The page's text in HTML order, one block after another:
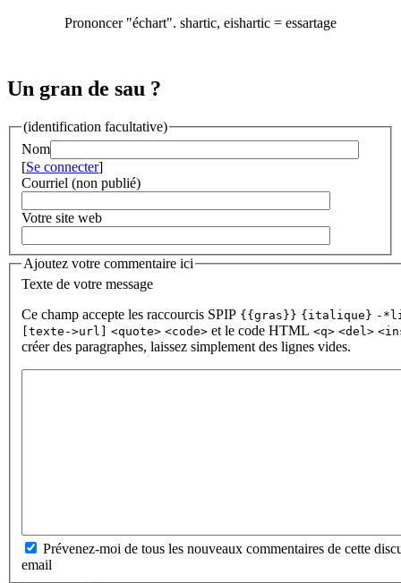
Prononcer "échart". shartic, eishartic = essartage
Un gran de sau ?
(identification facultative)
Nom
[Se connecter]
Courriel (non publié)
Votre site web
Ajoutez votre commentaire ici
Texte de votre message
Ce champ accepte les raccourcis SPIP {{gras}} {italique} -
[texte->url]
<quote> <code> et le code HTML <q> <del>
créer des paragraphes, laissez simplement des lignes vides.
Prévenez-moi de tous les nouveaux commentaires de cette
email